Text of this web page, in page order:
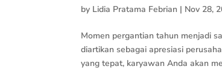
by Lidia Pratama Febrian | Nov 28,
Momen pergantian tahun menjadi
diartikan sebagai apresiasi
yang tepat, karyawan Anda akan